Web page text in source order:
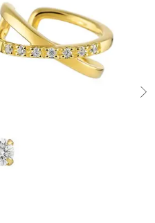
#eギフト